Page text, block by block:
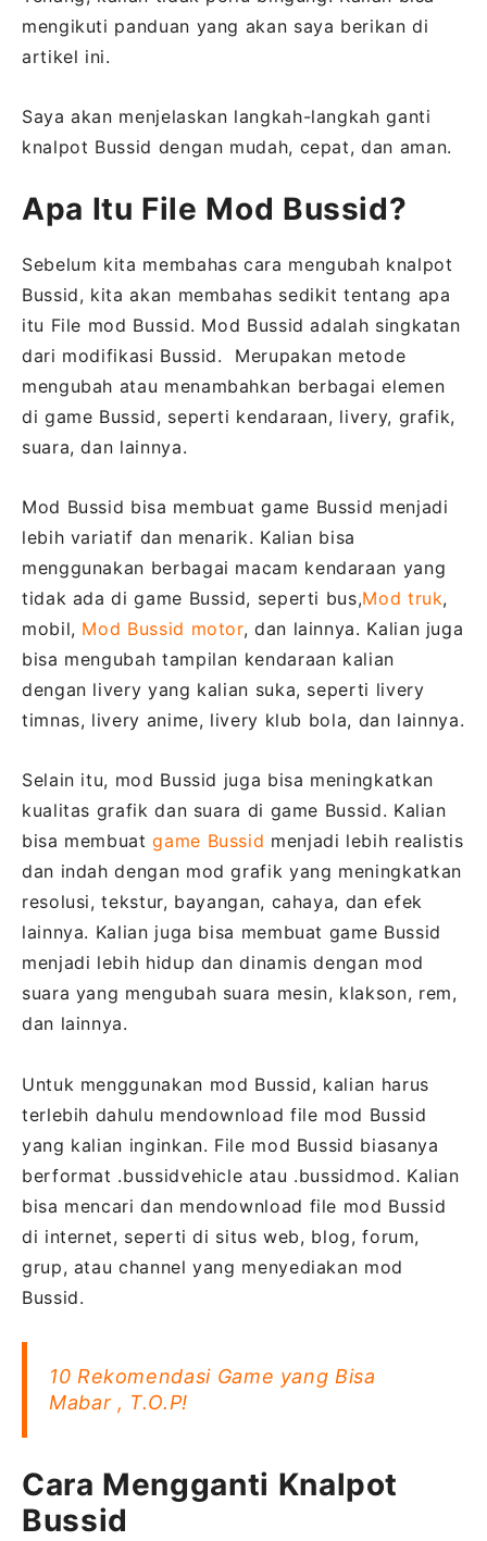
mengikuti panduan yang akan saya berikan di
artikel ini.
Saya akan menjelaskan langkah-langkah ganti
knalpot Bussid dengan mudah, cepat, dan aman.
Apa Itu File Mod Bussid?
Sebelum kita membahas cara mengubah knalpot
Bussid, kita akan membahas sedikit tentang apa
itu File mod Bussid. Mod Bussid adalah singkatan
dari modifikasi Bussid. Merupakan metode
mengubah atau menambahkan berbagai elemen
di game Bussid, seperti kendaraan, livery, grafik,
suara, dan lainnya.
Mod Bussid bisa membuat game Bussid menjadi
lebih variatif dan menarik. Kalian bisa
menggunakan berbagai macam kendaraan yang
tidak ada di game Bussid, seperti bus,Mod truk,
mobil, Mod Bussid motor, dan lainnya. Kalian juga
bisa mengubah tampilan kendaraan kalian
dengan livery yang kalian suka, seperti livery
timnas, livery anime, livery klub bola, dan lainnya.
Selain itu, mod Bussid juga bisa meningkatkan
kualitas grafik dan suara di game Bussid. Kalian
bisa membuatgame Bussid menjadi lebih realistis
dan indah dengan mod grafik yang meningkatkan
resolusi, tekstur, bayangan, cahaya, dan efek
lainnya. Kalian juga bisa membuat game Bussid
menjadi lebih hidup dan dinamis dengan mod
suara yang mengubah suara mesin, klakson, rem,
dan lainnya.
Untuk menggunakan mod Bussid, kalian harus
terlebih dahulu mendownload file mod Bussid
yang kalian inginkan. File mod Bussid biasanya
berformat .bussidvehicle atau .bussidmod. Kalian
bisa mencari dan mendownload file mod Bussid
di internet, seperti di situs web, blog, forum,
grup, atau channel yang menyediakan mod
Bussid.
10 Rekomendasi Game yang Bisa
Mabar , T.O.P!
Cara Mengganti Knalpot
Bussid